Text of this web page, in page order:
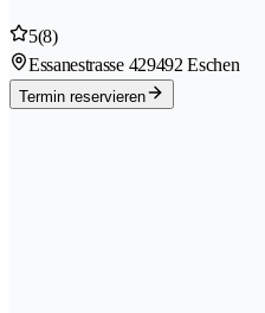
5(8)
Essanestrasse 429492 Eschen
Termin reservieren